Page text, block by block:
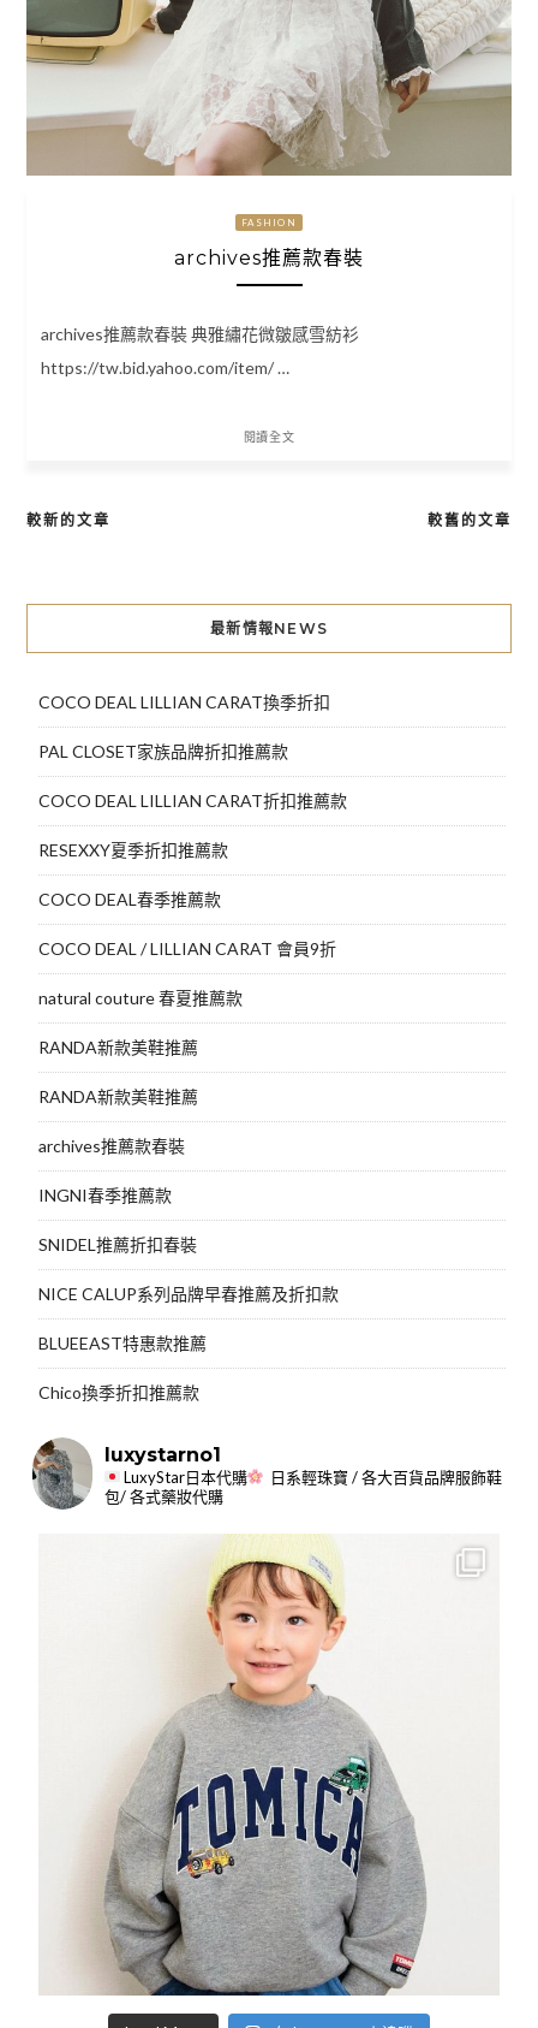
FASHION
archives推薦款春裝
archives推薦款春裝 典雅繡花微皺感雪紡衫
https://tw.bid.yahoo.com/item/ …
閱讀全文
文
導
覽
較舊的文章
較新的文章
最新情報NEWS
COCO DEAL LILLIAN CARAT換季折扣
PAL CLOSET家族品牌折扣推薦款
COCO DEAL LILLIAN CARAT折扣推薦款
RESEXXY夏季折扣推薦款
COCO DEAL春季推薦款
COCO DEAL / LILLIAN CARAT 會員9折
natural couture 春夏推薦款
RANDA新款美鞋推薦
RANDA新款美鞋推薦
archives推薦款春裝
INGNI春季推薦款
SNIDEL推薦折扣春裝
NICE CALUP系列品牌早春推薦及折扣款
BLUEEAST特惠款推薦
Chico換季折扣推薦款
luxystarno1
LuxyStar日本代購
日系輕珠寶 / 各大百貨品牌服飾鞋
包/ 各式藥妝代購